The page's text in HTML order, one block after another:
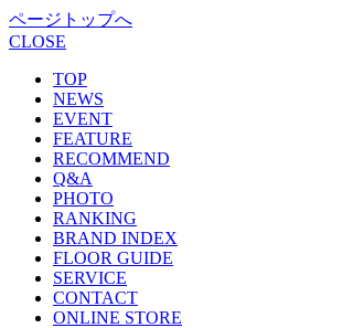
ページトップへ
CLOSE
TOP
NEWS
EVENT
FEATURE
RECOMMEND
Q&A
PHOTO
RANKING
BRAND INDEX
FLOOR GUIDE
SERVICE
CONTACT
ONLINE STORE